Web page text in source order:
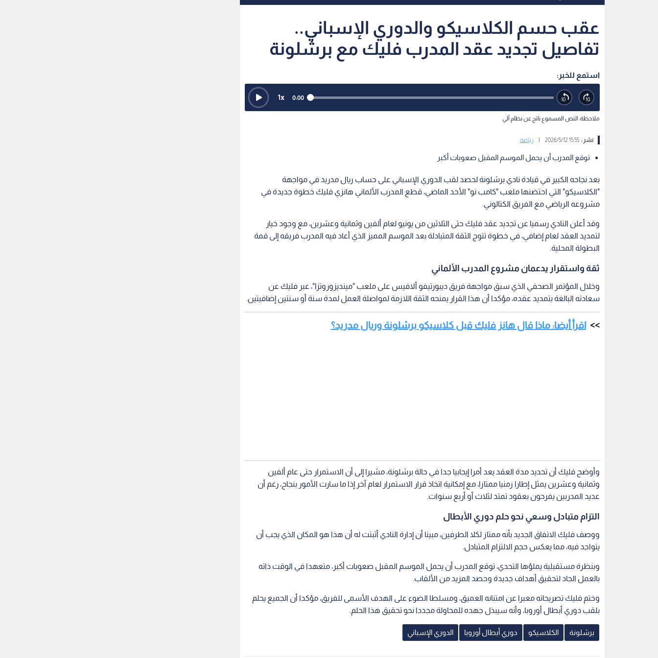
عقب حسم الكلاسيكو والدوري الإسباني..
تفاصيل تجديد عقد المدرب فليك مع برشلونة
استمع للخبر:
0:00
1x
ملاحظة: النص المسموع ناتج عن نظام آلي
نشر :15:55 2026/5/12 رياضة
توقع المدرب أن يحمل الموسم المقبل صعوبات أكبر
بعد نجاحه الكبير في قيادة نادي برشلونة لحصد لقب الدوري الإسباني على حساب ريال مدريد في مواجهة
"الكلاسيكو" التي احتضنها ملعب "كامب نو" الأحد الماضي، قطع المدرب الألماني هانزي فليك خطوة جديدة في
مشروعه الرياضي مع الفريق الكتالوني.
وقد أعلن النادي رسميا عن تجديد عقد فليك حتى الثلاثين من يونيو لعام ألفين وثمانية وعشرين، مع وجود خيار
لتمديد العقد لعام إضافي، في خطوة تتوج الثقة المتبادلة بعد الموسم المميز الذي أعاد فيه المدرب فريقه إلى قمة
البطولة المحلية.
ثقة واستقرار يدعمان مشروع المدرب الألماني
وخلال المؤتمر الصحفي الذي سبق مواجهة فريق ديبورتيفو ألافيس على ملعب "مينديزوروتزا"، عبر فليك عن
سعادته البالغة بتمديد عقده، مؤكدا أن هذا القرار يمنحه الثقة اللازمة لمواصلة العمل لمدة سنة أو سنتين إضافيتين.
اقرأ أيضا: ماذا قال هانز فليك قبل كلاسيكو برشلونة وريال مدريد؟
وأوضح فليك أن تحديد مدة العقد يعد أمرا إيجابيا جدا في حالة برشلونة، مشيرا إلى أن الاستمرار حتى عام ألفين
وثمانية وعشرين يمثل إطارا زمنيا ممتازا، مع إمكانية اتخاذ قرار الاستمرار لعام آخر إذا ما سارت الأمور بنجاح، رغم أن
عديد المدربين يفرحون بعقود تمتد لثلاث أو أربع سنوات.
التزام متبادل وسعي نحو حلم دوري الأبطال
ووصف فليك الاتفاق الجديد بأنه ممتاز لكلا الطرفين، مبينا أن إدارة النادي أثبتت له أن هذا هو المكان الذي يجب أن
يتواجد فيه، مما يعكس حجم الالتزام المتبادل.
وبنظرة مستقبلية يملؤها التحدي، توقع المدرب أن يحمل الموسم المقبل صعوبات أكبر، متعهدا في الوقت ذاته
بالعمل الجاد لتحقيق أهداف جديدة وحصد المزيد من الألقاب.
وختم فليك تصريحاته معبرا عن امتنانه العميق، ومسلطا الضوء على الهدف الأسمى للفريق، مؤكدا أن الجميع يحلم
بلقب دوري أبطال أوروبا، وأنه سيبذل جهده للمحاولة مجددا نحو تحقيق هذا الحلم.
برشلونة الكلاسيكو دوري أبطال أوروبا الدوري الإسباني